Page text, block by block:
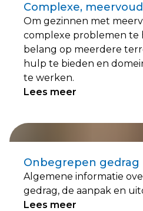
Complexe,
Om gezinnen met
complexe problemen te
belang op meerdere
hulp te bieden en
te werken.
Lees meer
Onbegrepen gedrag
Algemene informatie
gedrag, de aanpak en
Lees meer